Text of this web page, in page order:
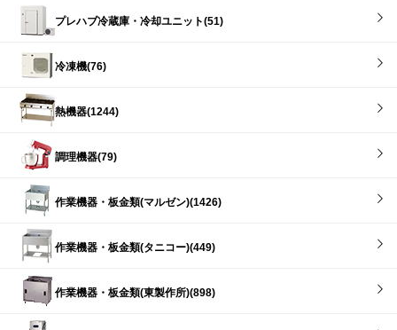
プレハブ冷蔵庫・冷却ユニット(51)
冷凍機(76)
熱機器(1244)
調理機器(79)
作業機器・板金類(マルゼン)(1426)
作業機器・板金類(タニコー)(449)
作業機器・板金類(東製作所)(898)